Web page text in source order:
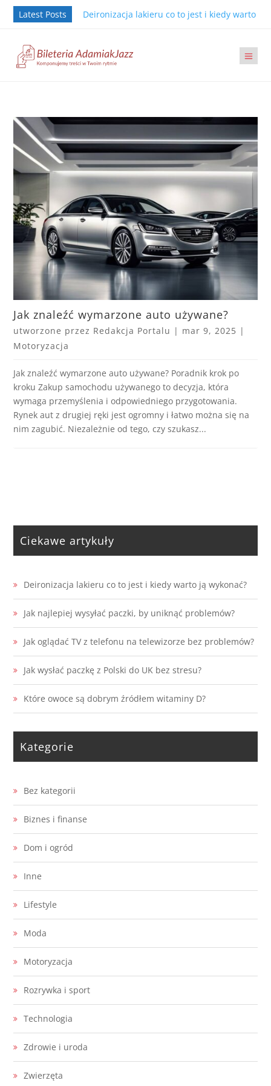
Latest Posts Deironizacja lakieru co to jest i kiedy warto ją
Jak znaleźć wymarzone auto używane?
utworzone przez Redakcja Portalu | mar 9, 2025 |
Motoryzacja
Jak znaleźć wymarzone auto używane? Poradnik krok po
kroku Zakup samochodu używanego to decyzja, która
wymaga przemyślenia i odpowiedniego przygotowania.
Rynek aut z drugiej ręki jest ogromny i łatwo można się na
nim zagubić. Niezależnie od tego, czy szukasz...
Ciekawe artykuły
Deironizacja lakieru co to jest i kiedy warto ją wykonać?
Jak najlepiej wysyłać paczki, by uniknąć problemów?
Jak oglądać TV z telefonu na telewizorze bez problemów?
Jak wysłać paczkę z Polski do UK bez stresu?
Które owoce są dobrym źródłem witaminy D?
Kategorie
Bez kategorii
Biznes i finanse
Dom i ogród
Inne
Lifestyle
Moda
Motoryzacja
Rozrywka i sport
Technologia
Zdrowie i uroda
Zwierzęta